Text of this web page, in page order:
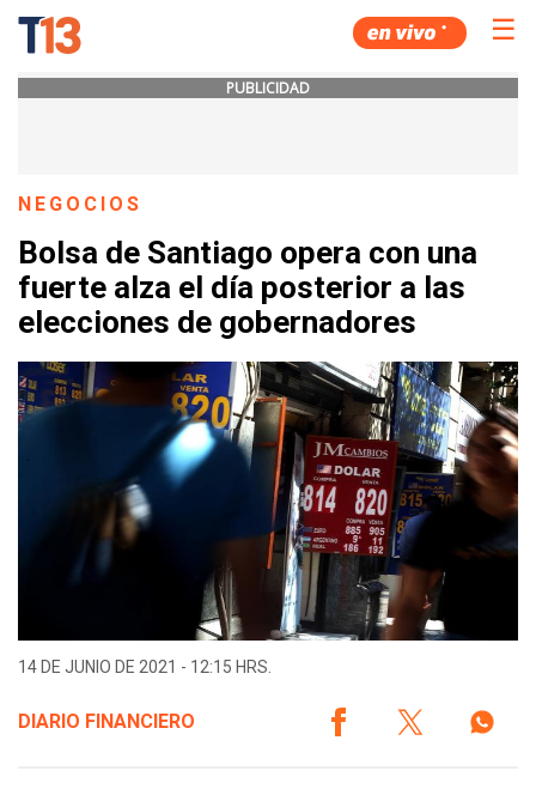
☰
PUBLICIDAD
NEGOCIOS
Bolsa de Santiago opera con una
fuerte alza el día posterior a las
elecciones de gobernadores
14 DE JUNIO DE 2021 - 12:15 HRS.
DIARIO FINANCIERO